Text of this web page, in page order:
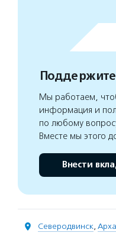
Мы работаем,
информация и
по любому
Вместе мы этого
Внести
Северодвинск,